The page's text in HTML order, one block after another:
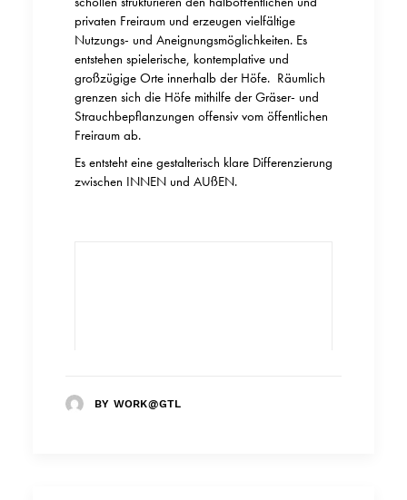
privaten Freiraum und erzeugen vielfältige
Nutzungs- und Aneignungsmöglichkeiten. Es
entstehen spielerische, kontemplative und
großzügige Orte innerhalb der Höfe. Räumlich
grenzen sich die Höfe mithilfe der Gräser- und
Strauchbepflanzungen offensiv vom öffentlichen
Freiraum ab.
Es entsteht eine gestalterisch klare Differenzierung
zwischen INNEN und AUßEN.
BY WORK@GTL